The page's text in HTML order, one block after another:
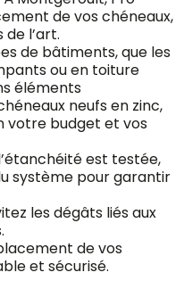
de vos chéneaux,
l’art.
de bâtiments, que les
ou en toiture
éléments
neufs en zinc,
votre budget et vos
est testée,
système pour garantir
les dégâts liés aux
de vos
et sécurisé.